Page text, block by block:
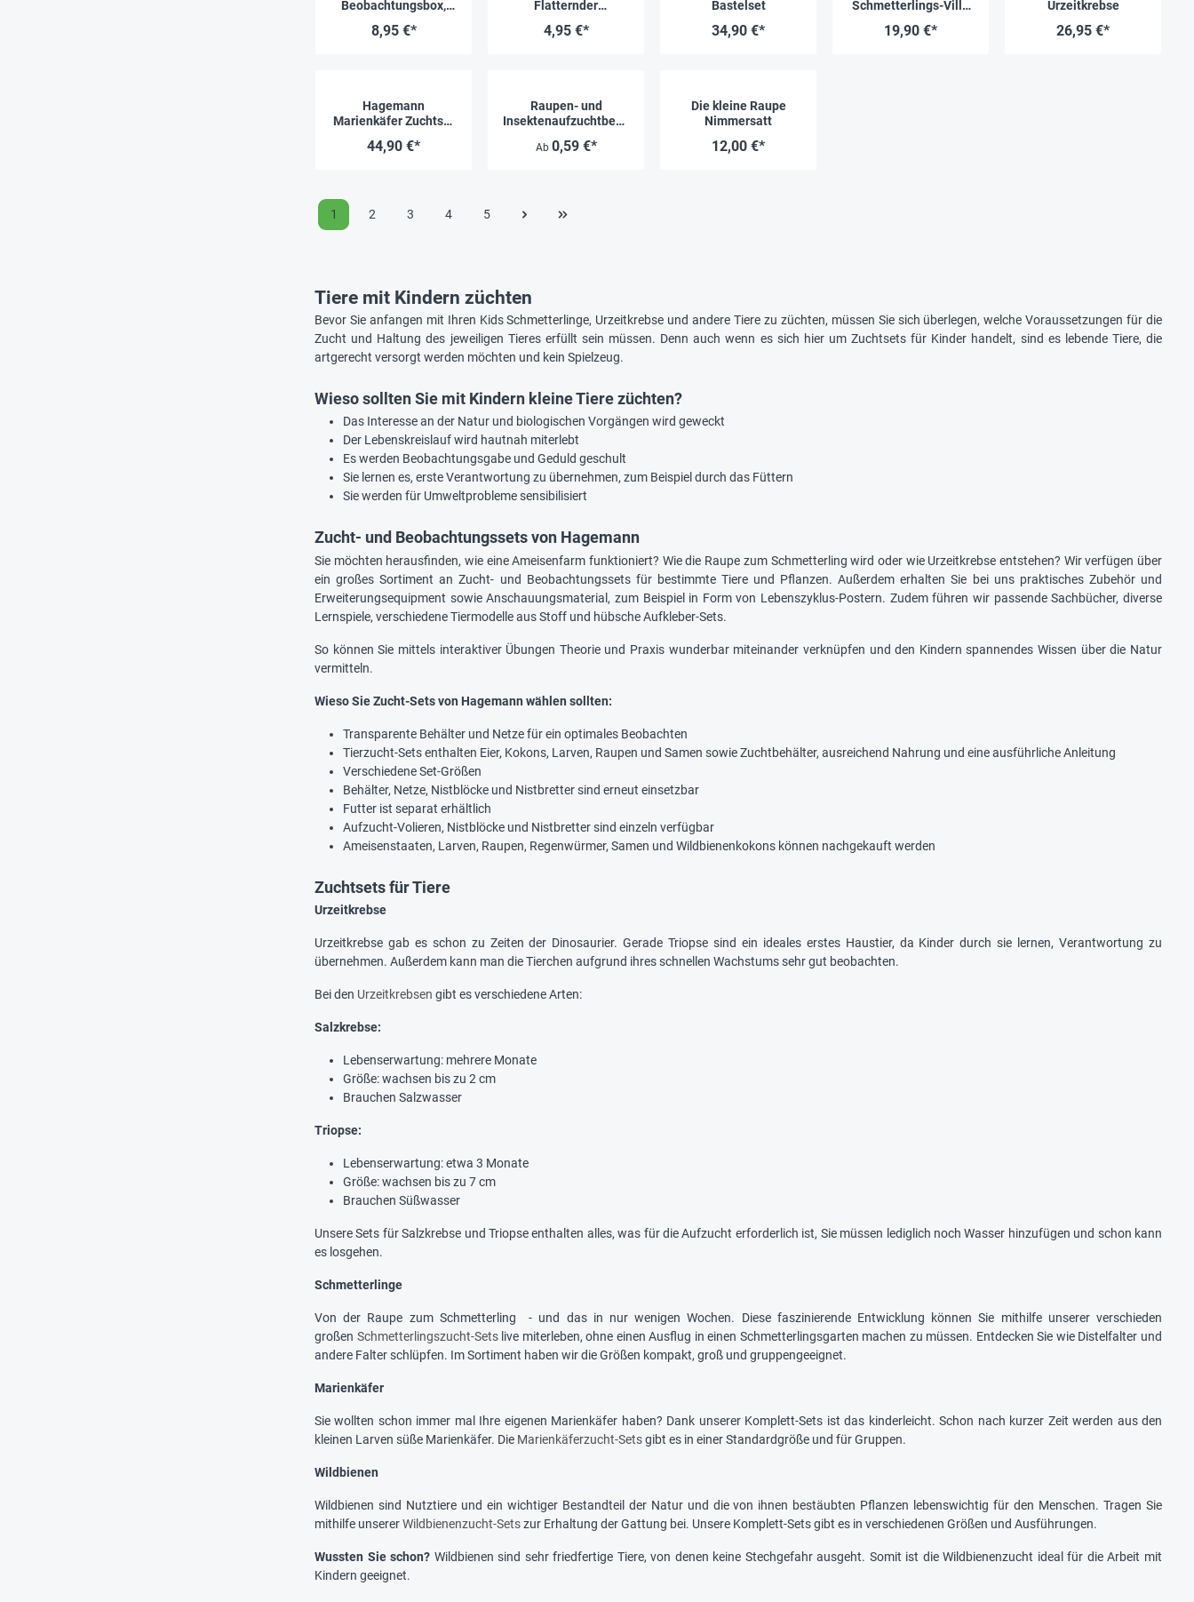
Beobachtungsbox,
8,95 €*
Flatternder
4,95 €*
Bastelset
34,90 €*
Schmetterlings-Villa
19,90 €*
Urzeitkrebse
26,95 €*
Hagemann
Marienkäfer Zuchtset
Larven)
44,90 €*
Raupen- und
Insektenaufzuchtbech
Ab 0,59 €*
Die kleine Raupe
Nimmersatt
12,00 €*
1 2 3 4 5
Tiere mit Kindern züchten
Bevor Sie anfangen mit Ihren Kids Schmetterlinge, Urzeitkrebse und andere Tiere zu züchten, müssen Sie sich überlegen, welche Voraussetzungen für die
Zucht und Haltung des jeweiligen Tieres erfüllt sein müssen. Denn auch wenn es sich hier um Zuchtsets für Kinder handelt, sind es lebende Tiere, die
artgerecht versorgt werden möchten und kein Spielzeug.
Wieso sollten Sie mit Kindern kleine Tiere züchten?
Das Interesse an der Natur und biologischen Vorgängen wird geweckt
Der Lebenskreislauf wird hautnah miterlebt
Es werden Beobachtungsgabe und Geduld geschult
Sie lernen es, erste Verantwortung zu übernehmen, zum Beispiel durch das Füttern
Sie werden für Umweltprobleme sensibilisiert
Zucht- und Beobachtungssets von Hagemann
Sie möchten herausfinden, wie eine Ameisenfarm funktioniert? Wie die Raupe zum Schmetterling wird oder wie Urzeitkrebse entstehen? Wir verfügen über
ein großes Sortiment an Zucht- und Beobachtungssets für bestimmte Tiere und Pflanzen. Außerdem erhalten Sie bei uns praktisches Zubehör und
Erweiterungsequipment sowie Anschauungsmaterial, zum Beispiel in Form von Lebenszyklus-Postern. Zudem führen wir passende Sachbücher, diverse
Lernspiele, verschiedene Tiermodelle aus Stoff und hübsche Aufkleber-Sets.
So können Sie mittels interaktiver Übungen Theorie und Praxis wunderbar miteinander verknüpfen und den Kindern spannendes Wissen über die Natur
vermitteln.
Wieso Sie Zucht-Sets von Hagemann wählen sollten:
Transparente Behälter und Netze für ein optimales Beobachten
Tierzucht-Sets enthalten Eier, Kokons, Larven, Raupen und Samen sowie Zuchtbehälter, ausreichend Nahrung und eine ausführliche Anleitung
Verschiedene Set-Größen
Behälter, Netze, Nistblöcke und Nistbretter sind erneut einsetzbar
Futter ist separat erhältlich
Aufzucht-Volieren, Nistblöcke und Nistbretter sind einzeln verfügbar
Ameisenstaaten, Larven, Raupen, Regenwürmer, Samen und Wildbienenkokons können nachgekauft werden
Zuchtsets für Tiere
Urzeitkrebse
Urzeitkrebse gab es schon zu Zeiten der Dinosaurier. Gerade Triopse sind ein ideales erstes Haustier, da Kinder durch sie lernen, Verantwortung zu
übernehmen. Außerdem kann man die Tierchen aufgrund ihres schnellen Wachstums sehr gut beobachten.
Bei den Urzeitkrebsen gibt es verschiedene Arten:
Salzkrebse:
Lebenserwartung: mehrere Monate
Größe: wachsen bis zu 2 cm
Brauchen Salzwasser
Triopse:
Lebenserwartung: etwa 3 Monate
Größe: wachsen bis zu 7 cm
Brauchen Süßwasser
Unsere Sets für Salzkrebse und Triopse enthalten alles, was für die Aufzucht erforderlich ist, Sie müssen lediglich noch Wasser hinzufügen und schon kann
es losgehen.
Schmetterlinge
Von der Raupe zum Schmetterling - und das in nur wenigen Wochen. Diese faszinierende Entwicklung können Sie mithilfe unserer verschieden
großen Schmetterlingszucht-Setslive miterleben, ohne einen Ausflug in einen Schmetterlingsgarten machen zu müssen. Entdecken Sie wie Distelfalter und
andere Falter schlüpfen. Im Sortiment haben wir die Größen kompakt, groß und gruppengeeignet.
Marienkäfer
Sie wollten schon immer mal Ihre eigenen Marienkäfer haben? Dank unserer Komplett-Sets ist das kinderleicht. Schon nach kurzer Zeit werden aus den
kleinen Larven süße Marienkäfer. Die Marienkäferzucht-Setsgibt es in einer Standardgröße und für Gruppen.
Wildbienen
Wildbienen sind Nutztiere und ein wichtiger Bestandteil der Natur und die von ihnen bestäubten Pflanzen lebenswichtig für den Menschen. Tragen Sie
mithilfe unsererWildbienenzucht-Setszur Erhaltung der Gattung bei. Unsere Komplett-Sets gibt es in verschiedenen Größen und Ausführungen.
Wussten Sie schon? Wildbienen sind sehr friedfertige Tiere, von denen keine Stechgefahr ausgeht. Somit ist die Wildbienenzucht ideal für die Arbeit mit
Kindern geeignet.